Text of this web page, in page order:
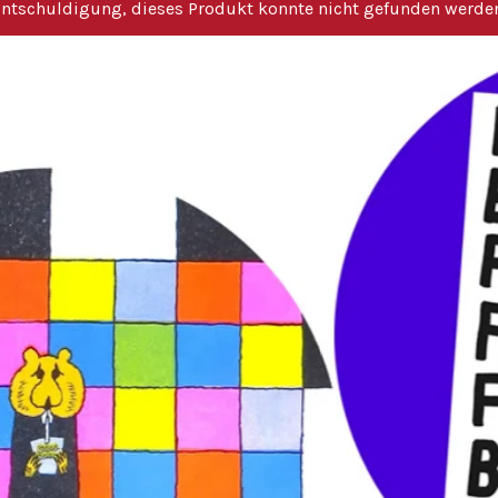
dieses Produkt konnte nicht gefunden